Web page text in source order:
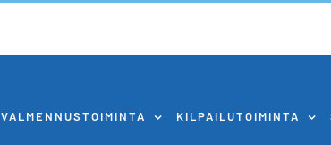
VALMENNUSTOIMINTA KILPAILUTOIMINTA